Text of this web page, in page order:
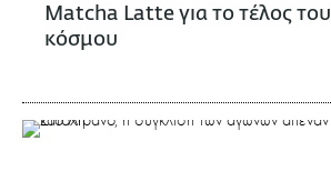
Matcha Latte για το τέλος του
κόσμου